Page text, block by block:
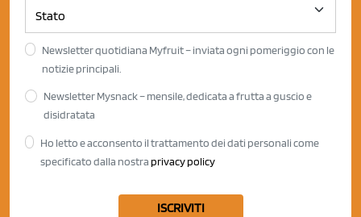
Newsletter quotidiana Myfruit – inviata ogni pomeriggio con le
notizie principali.
Newsletter Mysnack – mensile, dedicata a frutta a guscio e
disidratata
Ho letto e acconsento il trattamento dei dati personali come
specificato dalla nostra privacy policy
ISCRIVITI